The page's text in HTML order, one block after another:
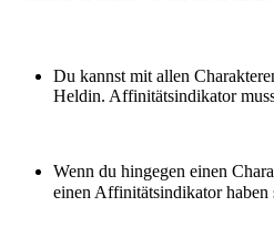
Du kannst mit allen
Heldin. Affinitätsindikator
Wenn du hingegen einen
einen Affinitätsindikator